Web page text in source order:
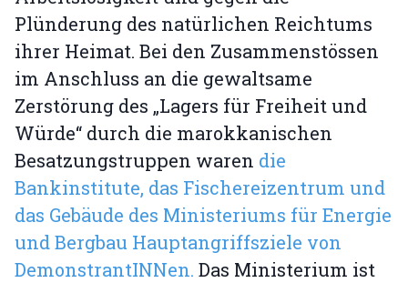
Plünderung des natürlichen Reichtums
ihrer Heimat. Bei den Zusammenstössen
im Anschluss an die gewaltsame
Zerstörung des „Lagers für Freiheit und
Würde“ durch die marokkanischen
Besatzungstruppen waren die
Bankinstitute, das Fischereizentrum und
das Gebäude des Ministeriums für Energie
und Bergbau Hauptangriffsziele von
DemonstrantINNen. Das Ministerium ist